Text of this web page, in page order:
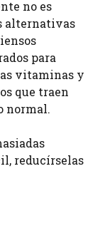
no es
alternativas
para
vitaminas y
que traen
normal.
reducírselas